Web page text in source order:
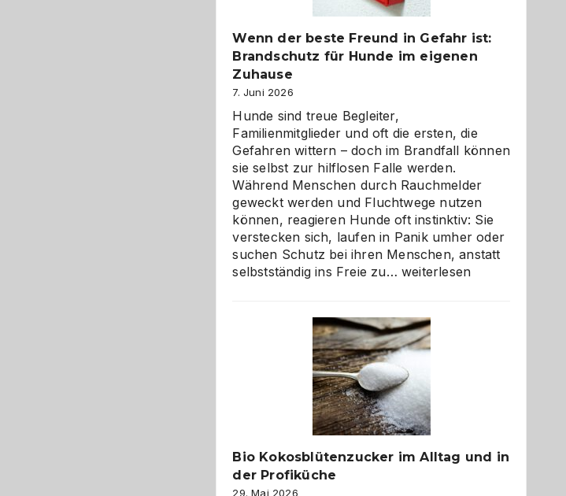
Wenn der beste Freund in Gefahr ist:
Brandschutz für Hunde im eigenen
Zuhause
7. Juni 2026
Hunde sind treue Begleiter,
Familienmitglieder und oft die ersten, die
Gefahren wittern – doch im Brandfall können
sie selbst zur hilflosen Falle werden.
Während Menschen durch Rauchmelder
geweckt werden und Fluchtwege nutzen
können, reagieren Hunde oft instinktiv: Sie
verstecken sich, laufen in Panik umher oder
suchen Schutz bei ihren Menschen, anstatt
selbstständig ins Freie zu… Wenn
Freund
in
Gefahr
ist:
Brandschutz
für
Hunde
eigenen
weiterlesen
Bio Kokosblütenzucker im Alltag und in
der Profiküche
29. Mai 2026